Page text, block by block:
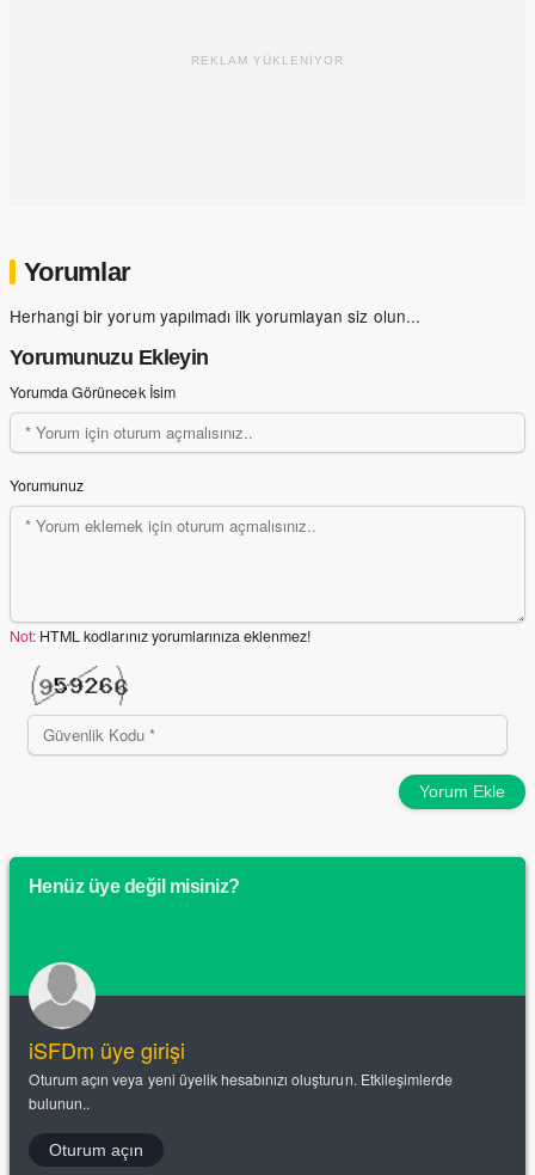
REKLAM YÜKLENİYOR
Yorumlar
Herhangi bir yorum yapılmadı ilk yorumlayan siz olun...
Yorumunuzu Ekleyin
Yorumda Görünecek İsim
Yorumunuz
Not: HTML kodlarınız yorumlarınıza eklenmez!
Yorum Ekle
Henüz üye değil misiniz?
iSFDm üye girişi
Oturum açın veya yeni üyelik hesabınızı oluşturun. Etkileşimlerde
bulunun..
Oturum açın